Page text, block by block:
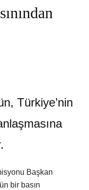
Türkiye’nin
Başkan
bir basın